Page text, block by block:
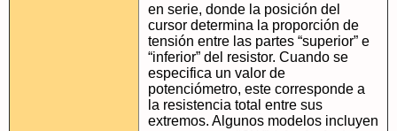
en serie, donde la posición del
cursor determina la proporción de
tensión entre las partes “superior” e
“inferior” del resistor. Cuando se
especifica un valor de
potenciómetro, este corresponde a
la resistencia total entre sus
extremos. Algunos modelos incluyen